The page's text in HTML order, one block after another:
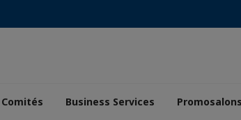
Comités Business Services Promosalons